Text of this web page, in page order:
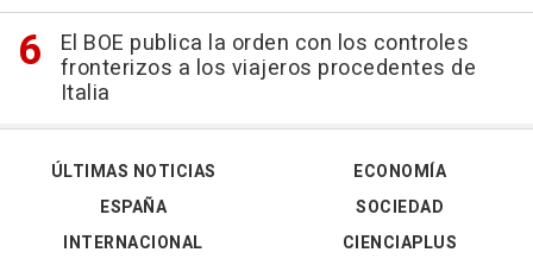
El BOE publica la orden con los controles
fronterizos a los viajeros procedentes de
Italia
ÚLTIMAS NOTICIAS
ESPAÑA
INTERNACIONAL
ECONOMÍA
SOCIEDAD
CIENCIAPLUS